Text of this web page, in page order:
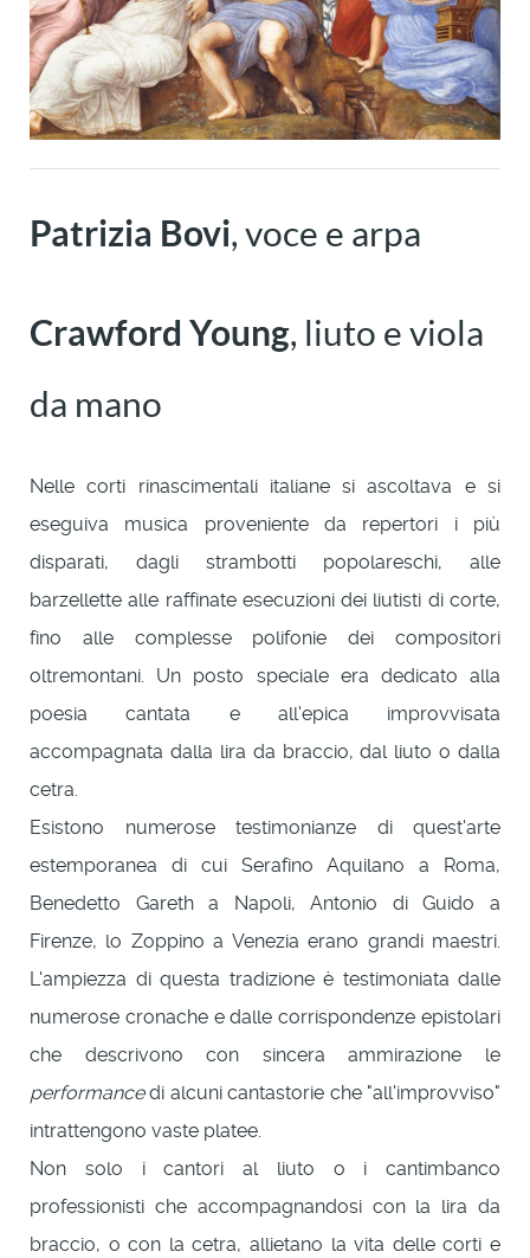
Patrizia Bovi, voce e arpa
Crawford Young, liuto e viola
da mano
Nelle corti rinascimentali italiane si ascoltava e si
eseguiva musica proveniente da repertori i più
disparati, dagli strambotti popolareschi, alle
barzellette alle raffinate esecuzioni dei liutisti di corte,
fino alle complesse polifonie dei compositori
oltremontani. Un posto speciale era dedicato alla
poesia cantata e all'epica improvvisata
accompagnata dalla lira da braccio, dal liuto o dalla
cetra.
Esistono numerose testimonianze di quest'arte
estemporanea di cui Serafino Aquilano a Roma,
Benedetto Gareth a Napoli, Antonio di Guido a
Firenze, lo Zoppino a Venezia erano grandi maestri.
L'ampiezza di questa tradizione è testimoniata dalle
numerose cronache e dalle corrispondenze epistolari
che descrivono con sincera ammirazione le
performancedi alcuni cantastorie che "all'improvviso"
intrattengono vaste platee.
Non solo i cantori al liuto o i cantimbanco
professionisti che accompagnandosi con la lira da
braccio, o con la cetra, allietano la vita delle corti e